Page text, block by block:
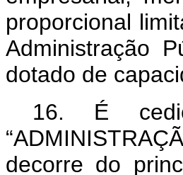
proporcional
Administração
dotado de
16. É
decorre do